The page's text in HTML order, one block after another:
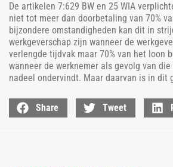
De artikelen 7:629 BW en 25 WIA
niet tot meer dan doorbetaling van 70%
bijzondere omstandigheden kan dit in
werkgeverschap zijn wanneer de
verlengde tijdvak maar 70% van het loon
wanneer de werknemer als gevolg van
nadeel ondervindt. Maar daarvan is in dit
Share Tweet